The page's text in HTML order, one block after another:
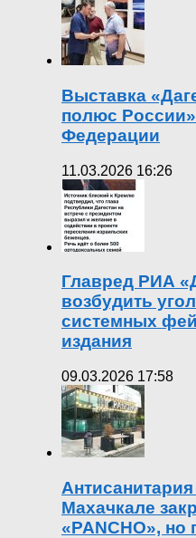
Выставка
полюс
Федерации
11.03.2026 16:26
Главред РИА
возбудить
системных
издания
09.03.2026 17:58
Махачкале
«PANCHO», но